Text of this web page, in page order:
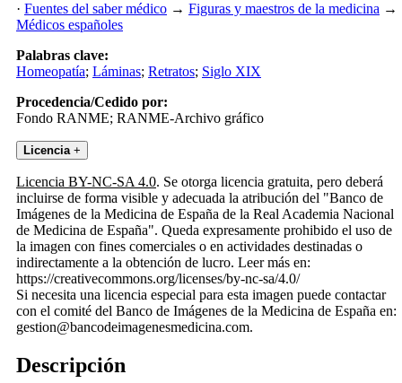
· Fuentes del saber médico → Figuras y maestros de la medicina →
Médicos españoles
Palabras clave:
Homeopatía; Láminas; Retratos; Siglo XIX
Procedencia/Cedido por:
Fondo RANME; RANME-Archivo gráfico
Licencia +
Licencia BY-NC-SA 4.0. Se otorga licencia gratuita, pero deberá
incluirse de forma visible y adecuada la atribución del "Banco de
Imágenes de la Medicina de España de la Real Academia Nacional
de Medicina de España". Queda expresamente prohibido el uso de
la imagen con fines comerciales o en actividades destinadas o
indirectamente a la obtención de lucro. Leer más en:
https://creativecommons.org/licenses/by-nc-sa/4.0/
Si necesita una licencia especial para esta imagen puede contactar
con el comité del Banco de Imágenes de la Medicina de España en:
gestion@bancodeimagenesmedicina.com.
Descripción